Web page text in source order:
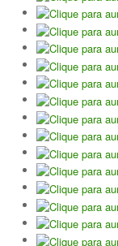
Regras do Ténis
Links Úteis
Azinhaga da
965486199 -
Enviar E-mail
Escola